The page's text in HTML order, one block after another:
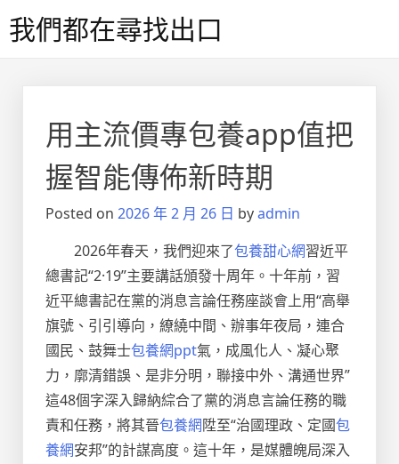
to我們都在尋找出口
用主流價專包養app值把
握智能傳佈新時期
Posted on 2026 年 2 月 26 日 byadmin
2026年春天，我們迎來了包養甜心網習近平
總書記“2·19”主要講話頒發十周年。十年前，習
近平總書記在黨的消息言論任務座談會上用“高舉
旗號、引引導向，繚繞中間、辦事年夜局，連合
國民、鼓舞士包養網ppt氣，成風化人、凝心聚
力，廓清錯誤、是非分明，聯接中外、溝通世界”
這48個字深入歸納綜合了黨的消息言論任務的職
責和任務，將其晉包養網陞至“治國理政、定國包
養網安邦”的計謀高度。這十年，是媒體魄局深入